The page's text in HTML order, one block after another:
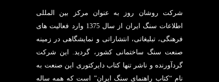
شرکت روشان روز به عنوان مرکز بین المللی
اطلاعات سنگ ایران از سال 1375 وارد فعالیت های
فرهنگی، تبلیغاتی، انتشاراتی و نمایشگاهی در زمینه
صنعت سنگ ساختمانی کشور، گردید. این شرکت
گردآورنده و ناشر تنها کتاب دایرکتوری این صنعت به
نام “کتاب راهنمای سنگ ایران” است که همه ساله